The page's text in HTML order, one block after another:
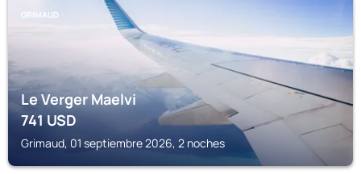
GRIMAUD
Le Verger Maelvi
741USD
Grimaud, 01 septiembre 2026, 2 noches